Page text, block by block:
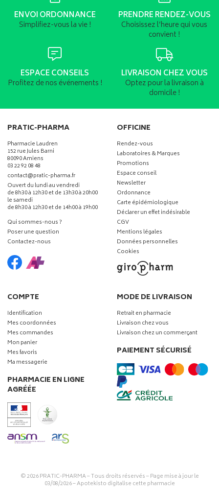
ENVOI ORDONNANCE
Simplifiez-vous la vie !
PRENDRE RENDEZ-VOUS
Choisissez l’heure qui vous
convient !
ESPACE CONSEILS
Profitez de nos événements !
LIVRAISON CHEZ VOUS
Optez pour la livraison à
domicile !
PRATIC-PHARMA
Pharmacie Laudren
152 rue Jules Barni
80090 Amiens
03 22 92 08 48
contact-
@-
pratic-pharma.fr
Ouvert du lundi au vendredi
de 8h30 à 12h30 et de 13h30 à 20h00
le samedi
de 8h30 à 12h30 et de 14h00 à 19h00
Qui sommes-nous ?
Poser une question
Contactez-nous
OFFICINE
Rendez-vous
Laboratoires & Marques
Promotions
Espace conseil
Newsletter
Ordonnance
Carte épidémiologique
Déclarer un effet indésirable
CGV
Mentions légales
Données personnelles
Cookies
COMPTE
Identification
Mes coordonnées
Mes commandes
Mon panier
Mes favoris
Ma messagerie
PHARMACIE EN LIGNE
AGRÉÉE
MODE DE LIVRAISON
Retrait en pharmacie
Livraison chez vous
Livraison chez un commerçant
PAIEMENT SÉCURISÉ
© 2026PRATIC-PHARMA– Tous droits réservés – Page mise à jour le
03/08/2026 –Apotekisto digitalise cette pharmacie